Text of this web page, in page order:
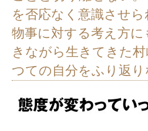
を否応なく意識させ
物事に対する考え方
きながら生きてきた
つての自分をふり返